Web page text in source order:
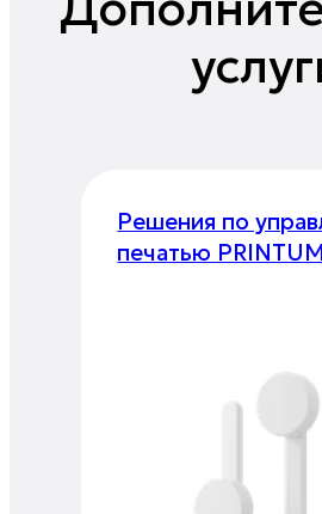
Решения по
печатью PRINTUM